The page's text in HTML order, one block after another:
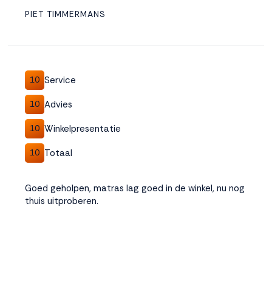
PIET TIMMERMANS
10 Service
10 Advies
10 Winkelpresentatie
10 Totaal
Goed geholpen, matras lag goed in de winkel, nu nog
thuis uitproberen.